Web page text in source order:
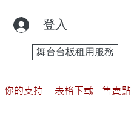
登入
舞台台板租用服務
你的支持 表格下載 售賣點